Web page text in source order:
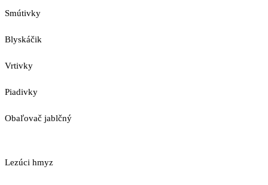
Smútivky
Blyskáčik
Vrtivky
Piadivky
Obaľovač jablčný
Lezúci hmyz